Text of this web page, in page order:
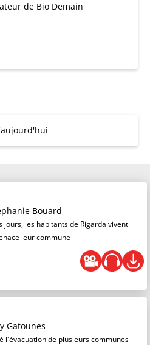
de Bio Demain
Bouard
jours, les habitants de Rigarda vivent
leur commune
Gatounes
l'évacuation de plusieurs communes